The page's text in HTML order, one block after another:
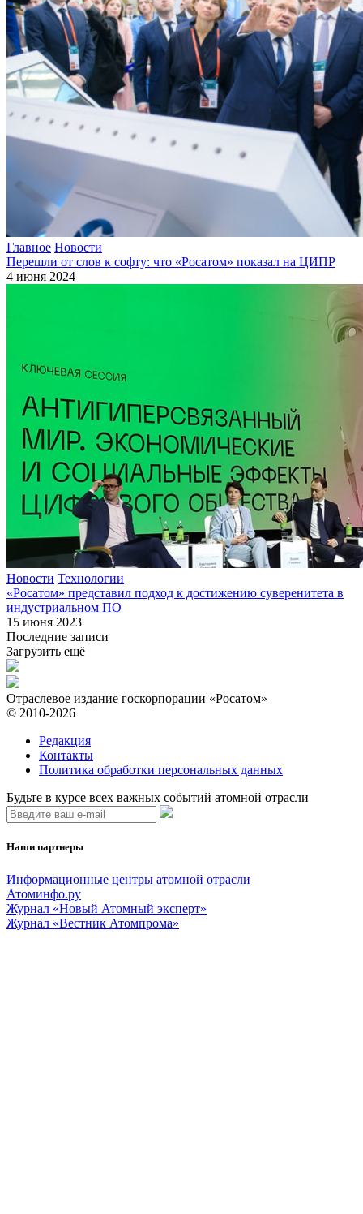
Главное Новости
Перешли от слов к софту: что «Росатом» показал на ЦИПР
4 июня 2024
Новости Технологии
«Росатом» представил подход к достижению суверенитета в
индустриальном ПО
15 июня 2023
Последние записи
Загрузить ещё
Отраслевое издание госкорпорации «Росатом»
© 2010-2026
Редакция
Контакты
Политика обработки персональных данных
Будьте в курсе всех важных событий атомной отрасли
Наши партнеры
Информационные центры атомной отрасли
Атоминфо.ру
Журнал «Новый Атомный эксперт»
Журнал «Вестник Атомпрома»